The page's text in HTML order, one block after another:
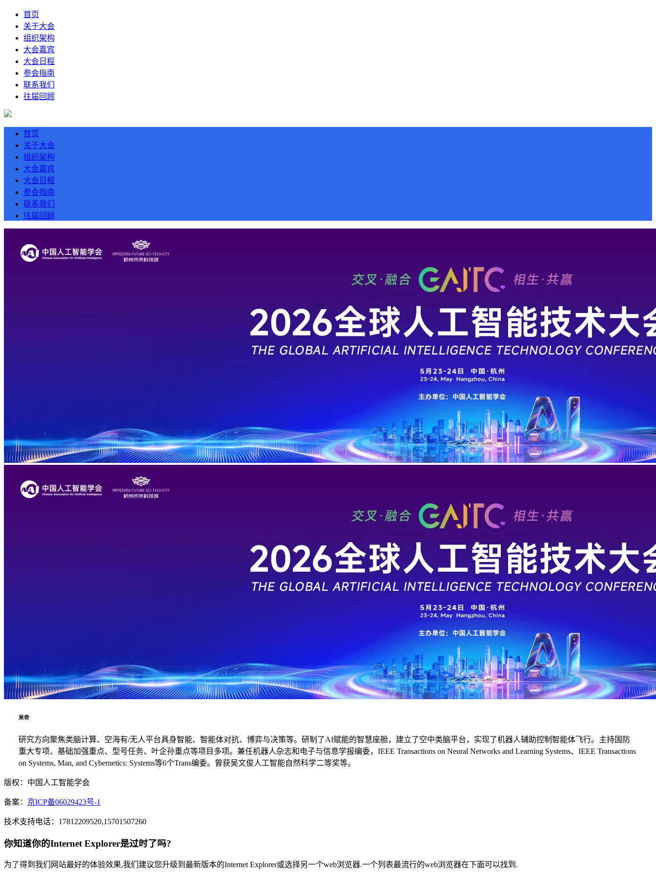
首页
关于大会
组织架构
大会嘉宾
大会日程
参会指南
联系我们
往届回顾
首页
关于大会
组织架构
大会嘉宾
大会日程
参会指南
联系我们
往届回顾
吴奇
研究方向聚焦类脑计算、空海有/无人平台具身智能、智能体对抗、博弈与决策等。研制了AI赋能的智慧座舱，建立了空中类脑平台，实现了机器人辅助控制智能体飞行。主持国防
重大专项、基础加强重点、型号任务、叶企孙重点等项目多项。兼任机器人杂志和电子与信息学报编委，IEEE Transactions on Neural Networks and Learning Systems、IEEE Transactions
on Systems, Man, and Cybernetics: Systems等6个Trans编委。曾获吴文俊人工智能自然科学二等奖等。
版权：中国人工智能学会
备案： 京ICP备06029423号-1
技术支持电话：17812209520,15701507260
你知道你的Internet Explorer是过时了吗?
为了得到我们网站最好的体验效果,我们建议您升级到最新版本的Internet Explorer或选择另一个web浏览器.一个列表最流行的web浏览器在下面可以找到.